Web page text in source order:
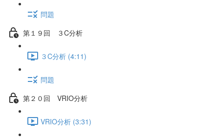
問題
第１９回 ３C分析
３C分析 (4:11)
問題
第２０回 VRIO分析
VRIO分析 (3:31)